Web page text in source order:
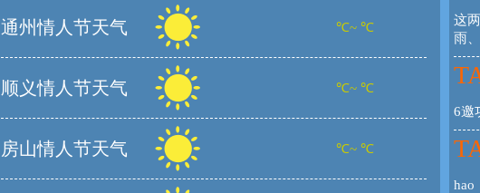
通州情人节天气 ℃~ ℃
顺义情人节天气 ℃~ ℃
房山情人节天气 ℃~ ℃
这
雨、
6邀
hao